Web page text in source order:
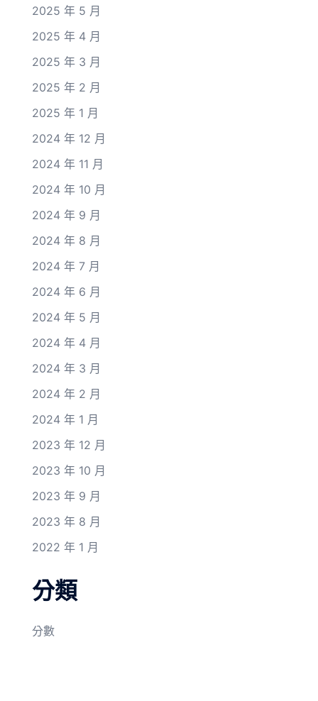
2025 年 5 月
2025 年 4 月
2025 年 3 月
2025 年 2 月
2025 年 1 月
2024 年 12 月
2024 年 11 月
2024 年 10 月
2024 年 9 月
2024 年 8 月
2024 年 7 月
2024 年 6 月
2024 年 5 月
2024 年 4 月
2024 年 3 月
2024 年 2 月
2024 年 1 月
2023 年 12 月
2023 年 10 月
2023 年 9 月
2023 年 8 月
2022 年 1 月
分類
分數